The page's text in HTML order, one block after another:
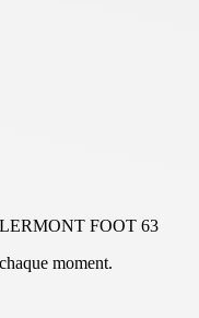
FOOT 63
moment.